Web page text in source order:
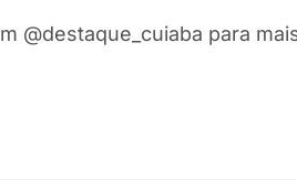
@destaque_cuiaba para